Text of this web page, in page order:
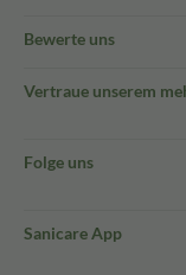
Bewerte uns
Vertraue unserem
Folge uns
Sanicare App